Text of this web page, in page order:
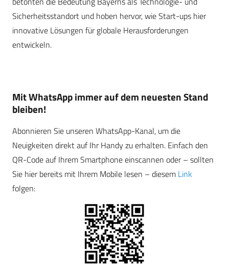
Sicherheitsstandort und hoben hervor, wie Start-ups hier
innovative Lösungen für globale Herausforderungen
entwickeln.
Mit WhatsApp immer auf dem neuesten Stand
bleiben!
Abonnieren Sie unseren WhatsApp-Kanal, um die
Neuigkeiten direkt auf Ihr Handy zu erhalten. Einfach den
QR-Code auf Ihrem Smartphone einscannen oder – sollten
Sie hier bereits mit Ihrem Mobile lesen – diesem Link
folgen: